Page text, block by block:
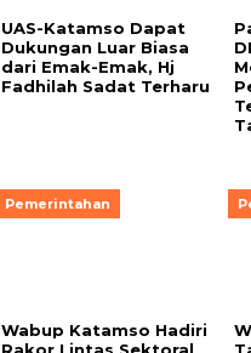
UAS-Katamso Dapat
Dukungan Luar Biasa
dari Emak-Emak, Hj
Fadhilah Sadat Terharu
Pemerintahan
Wabup Katamso Hadiri